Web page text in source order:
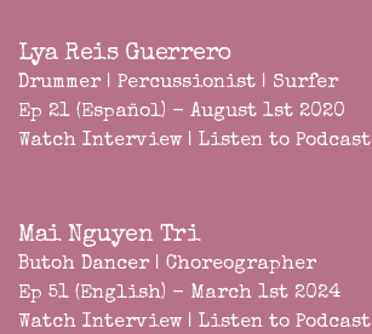
Lya Reis Guerrero
Drummer | Percussionist | Surfer
Ep 21 (Español) - August 1st 2020
Watch Interview | Listen to Podcast
Mai Nguyen Tri
Butoh Dancer | Choreographer
Ep 51 (English) - March 1st 2024
Watch Interview | Listen to Podcast